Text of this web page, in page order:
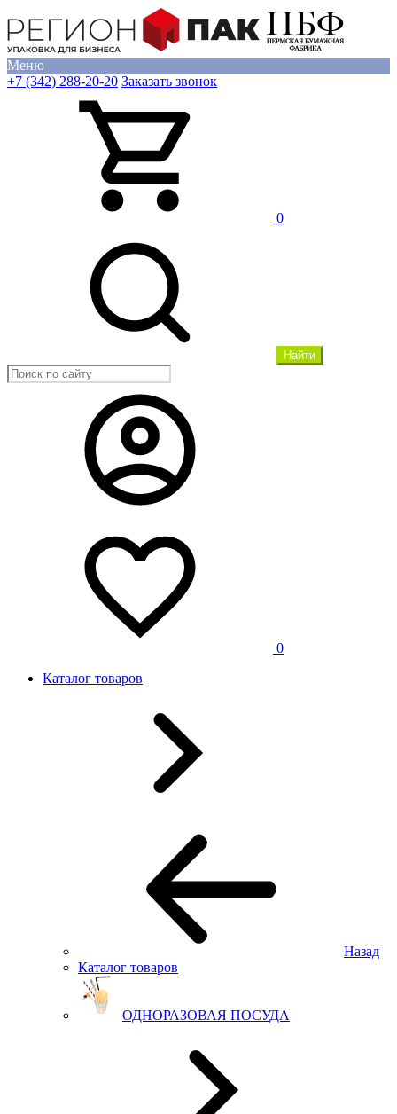
Меню
+7 (342) 288-20-20 Заказать звонок
0
Найти
0
Каталог товаров
Назад
Каталог товаров
ОДНОРАЗОВАЯ ПОСУДА